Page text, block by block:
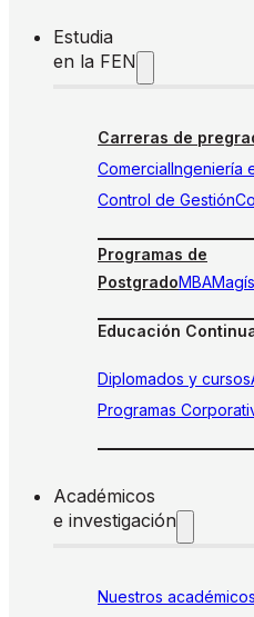
Estudia
en la FEN
Carreras de
ComercialIngeniería
Control de Gestión
Programas de
PostgradoMBA
Educación
Diplomados y cursos
Programas
Académicos
e investigación
Nuestros académicos